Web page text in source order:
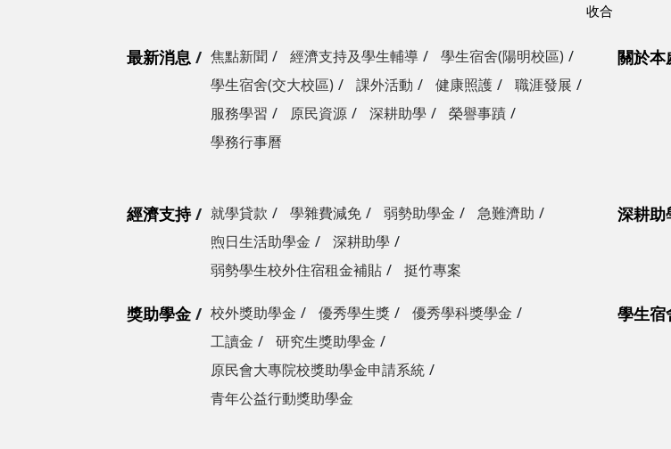
最新消息 焦點新聞 經濟支持及學生輔導
學生宿舍(陽明校區)
學生宿舍(交大校區)
課外活動 健康照護
職涯發展
服務學習
原民資源 深耕助學
榮譽事蹟
學務行事曆
關於本
經濟支持 就學貸款 學雜費減免 弱勢助學金
急難濟助
煦日生活助學金
深耕助學
弱勢學生校外住宿租金補貼
挺竹專案
深耕助
獎助學金 校外獎助學金 優秀學生獎
優秀學科獎學金
工讀金
研究生獎助學金
原民會大專院校獎助學金申請系統
青年公益行動獎助學金
學生宿